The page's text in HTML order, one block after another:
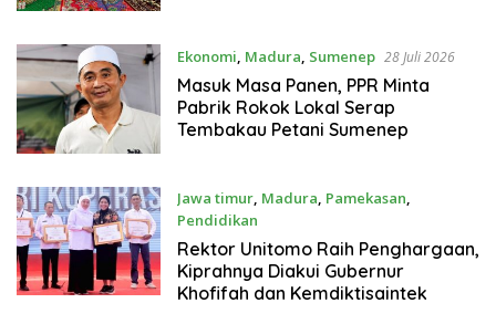
Ekonomi, Madura, Sumenep 28 Juli 2026
Masuk Masa Panen, PPR Minta
Pabrik Rokok Lokal Serap
Tembakau Petani Sumenep
Jawa timur, Madura, Pamekasan,
Pendidikan
27 Juli 2026
Rektor Unitomo Raih Penghargaan,
Kiprahnya Diakui Gubernur
Khofifah dan Kemdiktisaintek